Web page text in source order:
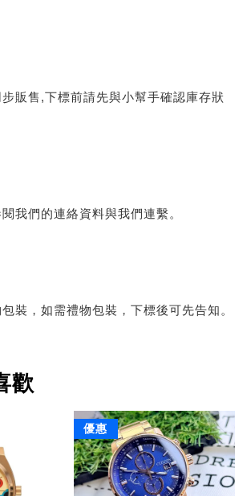
販售,下標前請先與小幫手確認庫存狀
我們的連絡資料與我們連繫。
裝，如需禮物包裝，下標後可先告知。
歡
優惠